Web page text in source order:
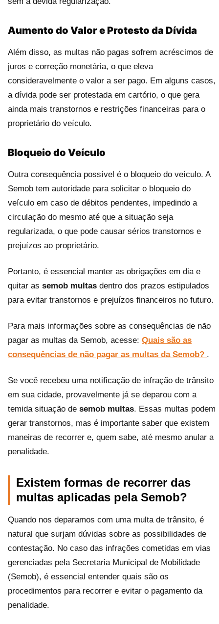
Aumento do Valor e Protesto da Dívida
Além disso, as multas não pagas sofrem acréscimos de
juros e correção monetária, o que eleva
consideravelmente o valor a ser pago. Em alguns casos,
a dívida pode ser protestada em cartório, o que gera
ainda mais transtornos e restrições financeiras para o
proprietário do veículo.
Bloqueio do Veículo
Outra consequência possível é o bloqueio do veículo. A
Semob tem autoridade para solicitar o bloqueio do
veículo em caso de débitos pendentes, impedindo a
circulação do mesmo até que a situação seja
regularizada, o que pode causar sérios transtornos e
prejuízos ao proprietário.
Portanto, é essencial manter as obrigações em dia e
quitar as semob multas dentro dos prazos estipulados
para evitar transtornos e prejuízos financeiros no futuro.
Para mais informações sobre as consequências de não
pagar as multas da Semob, acesse: Quais são as
consequências de não pagar as multas da Semob? .
Se você recebeu uma notificação de infração de trânsito
em sua cidade, provavelmente já se deparou com a
temida situação de semob multas. Essas multas podem
gerar transtornos, mas é importante saber que existem
maneiras de recorrer e, quem sabe, até mesmo anular a
penalidade.
Existem formas de recorrer das
multas aplicadas pela Semob?
Quando nos deparamos com uma multa de trânsito, é
natural que surjam dúvidas sobre as possibilidades de
contestação. No caso das infrações cometidas em vias
gerenciadas pela Secretaria Municipal de Mobilidade
(Semob), é essencial entender quais são os
procedimentos para recorrer e evitar o pagamento da
penalidade.